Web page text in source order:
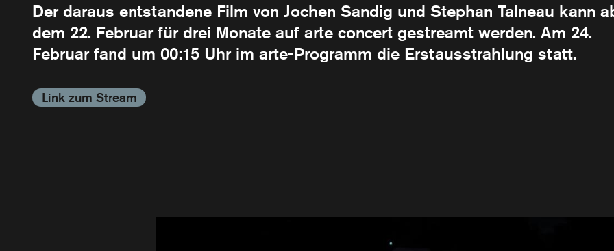
Der daraus entstandene Film von Jochen Sandig und Stephan Talneau kann
dem 22. Februar für drei Monate auf arte concert gestreamt werden. Am 24.
Februar fand um 00:15 Uhr im arte-Programm die Erstausstrahlung statt.
Link zum Stream